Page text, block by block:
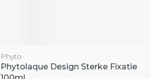
Phyto
Phytolaque Design Sterke Fixatie